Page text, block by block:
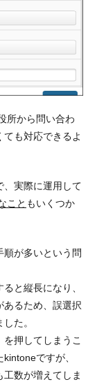
所から問い合わ
ても対応できるよ
、実際に運用して
こと もいくつか
順が多いという問
と縦長になり、
あるため、 誤選択
た。
押してしまうこ
ですが、
数が増えてしま